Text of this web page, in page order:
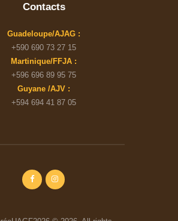
Contacts
Guadeloupe/AJAG :
+590 690 73 27 15
Martinique/FFJA :
+596 696 89 95 75
Guyane /AJV :
+594 694 41 87 05